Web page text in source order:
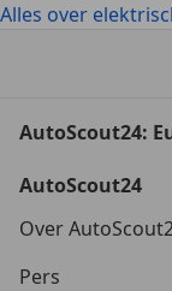
Alles over
AutoScout24:
AutoScout24
Over
Pers